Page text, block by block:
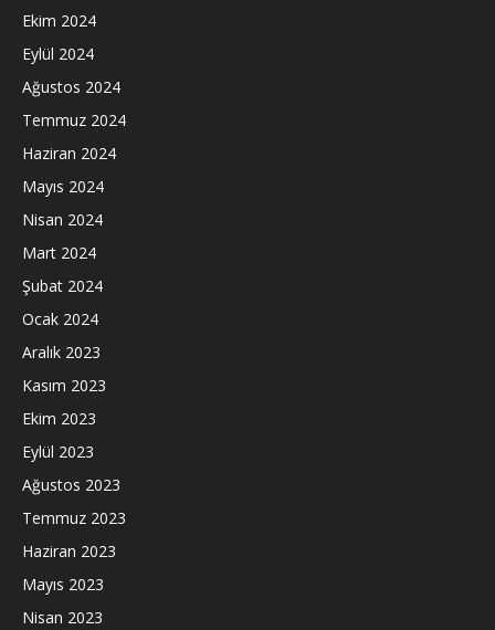
Ekim 2024
Eylül 2024
Ağustos 2024
Temmuz 2024
Haziran 2024
Mayıs 2024
Nisan 2024
Mart 2024
Şubat 2024
Ocak 2024
Aralık 2023
Kasım 2023
Ekim 2023
Eylül 2023
Ağustos 2023
Temmuz 2023
Haziran 2023
Mayıs 2023
Nisan 2023